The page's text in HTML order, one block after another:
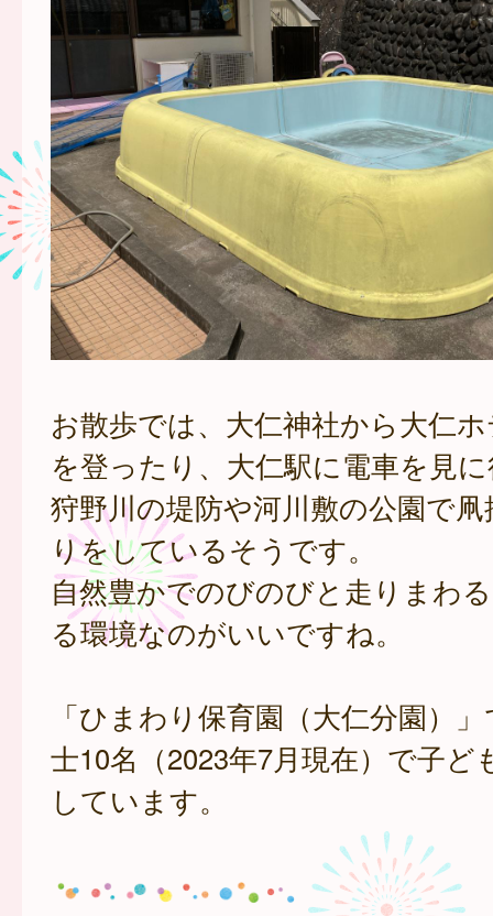
お散歩では、大仁神社から大仁
を登ったり、大仁駅に電車を見
狩野川の堤防や河川敷の公園で
りをしているそうです。
自然豊かでのびのびと走りまわ
る環境なのがいいですね。
「ひまわり保育園（大仁分園）
士10名（2023年7月現在）で子ど
しています。